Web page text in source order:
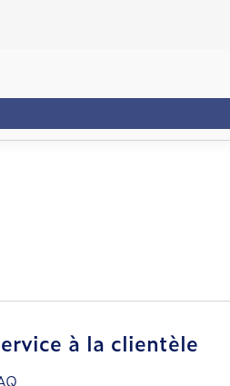
à la clientèle